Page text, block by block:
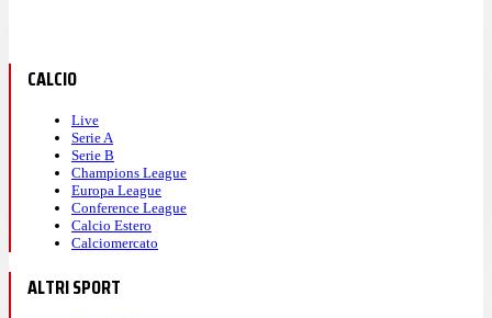
CALCIO
Live
Serie A
Serie B
Champions League
Europa League
Conference League
Calcio Estero
Calciomercato
ALTRI SPORT